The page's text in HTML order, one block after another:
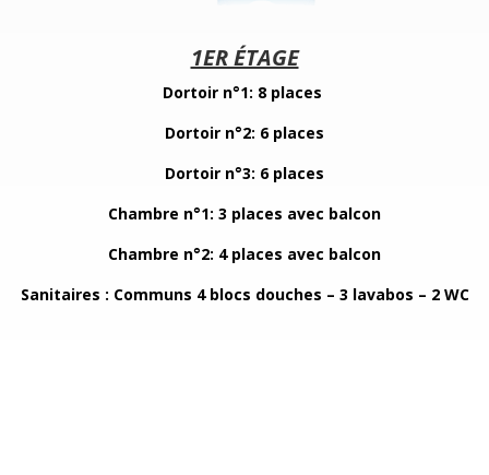
1ER ÉTAGE
Dortoir n°1: 8 places
Dortoir n°2: 6 places
Dortoir n°3: 6 places
Chambre n°1: 3 places avec balcon
Chambre n°2: 4 places avec balcon
Sanitaires : Communs 4 blocs douches – 3 lavabos – 2 WC